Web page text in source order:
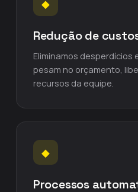
◆
Redução de
Eliminamos desperdícios
pesam no orçamento,
recursos da equipe.
◆
Processos